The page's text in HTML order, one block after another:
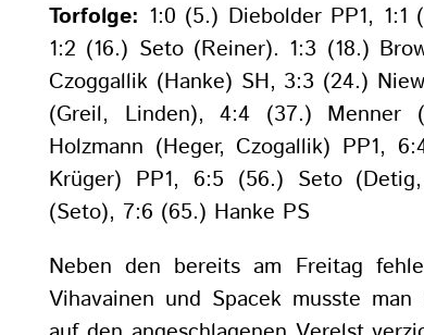
Torfolge: 1:0 (5.) Diebolder PP1, 1:1
1:2 (16.) Seto (Reiner). 1:3 (18.)
Czoggallik (Hanke) SH, 3:3 (24.)
(Greil, Linden), 4:4 (37.) Menner
Holzmann (Heger, Czogallik) PP1,
Krüger) PP1, 6:5 (56.) Seto
(Seto), 7:6 (65.) Hanke PS
Neben den bereits am Freitag
Vihavainen und Spacek musste